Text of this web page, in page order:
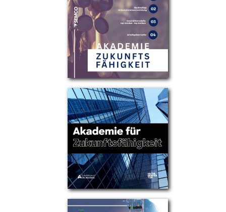
Partner
Über uns